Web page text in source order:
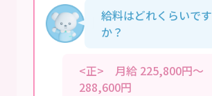
給料はどれくらいです
か？
<正> 月給 225,800円～
288,600円